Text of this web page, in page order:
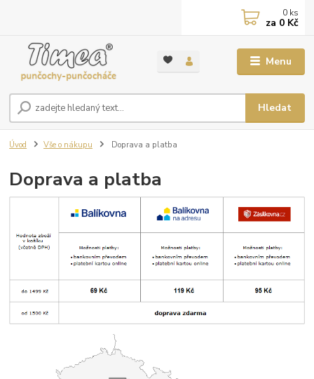
Menu
Hledat
0 ks
za 0 Kč
Úvod Vše o nákupu Doprava a platba
Doprava a platba